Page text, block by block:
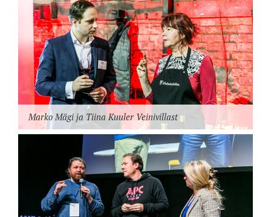
Marko Mägi ja Tiina Kuuler Veinivillast